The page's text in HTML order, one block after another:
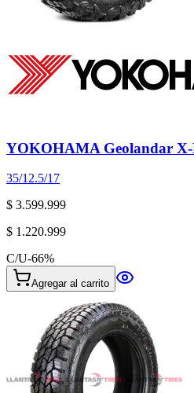
YOKOHAMA Geolandar
35/12.5/17
$ 3.599.999
$ 1.220.999
C/U-66%
Agregar al carrito